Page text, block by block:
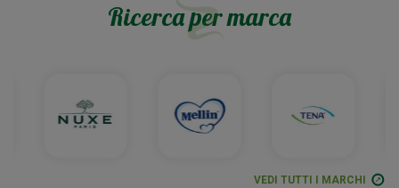
Ricerca per marca
VEDI TUTTI I MARCHI